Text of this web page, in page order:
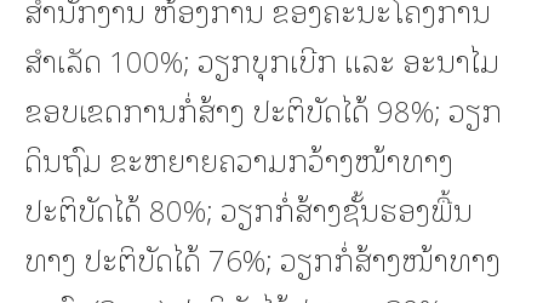
ສຳນັກງານ ຫ້ອງການ ຂອງຄະນະໂຄງການ
ສຳເລັດ 100%; ວຽກບຸກເບີກ ແລະ ອະນາໄມ
ຂອບເຂດການກໍ່ສ້າງ ປະຕິບັດໄດ້ 98%; ວຽກ
ດິນຖົມ ຂະຫຍາຍຄວາມກວ້າງໜ້າທາງ
ປະຕິບັດໄດ້ 80%; ວຽກກໍ່ສ້າງຊັ້ນຮອງພື້ນ
ທາງ ປະຕິບັດໄດ້ 76%; ວຽກກໍ່ສ້າງໜ້າທາງ